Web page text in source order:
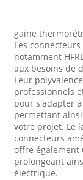
gaine
Les
notamment
aux besoins de
Leur
professionnels
pour s'adapter
permettant
votre projet. Le
connecteurs
offre également
prolongeant
électrique.